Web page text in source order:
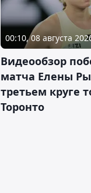
00:10, 08 августа
Видеообзор
матча Елены
третьем круге
Торонто